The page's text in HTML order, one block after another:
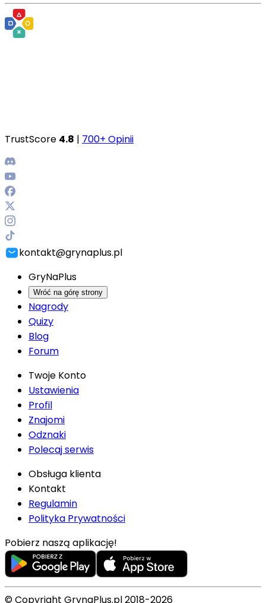
TrustScore 4.8 | 700+ Opinii
kontakt@grynaplus.pl
GryNaPlus
Wróć na górę strony
Nagrody
Quizy
Blog
Forum
Twoje Konto
Ustawienia
Profil
Znajomi
Odznaki
Polecaj serwis
Obsługa klienta
Kontakt
Regulamin
Polityka Prywatności
Pobierz naszą aplikację!
© Copyright GrynaPlus.pl 2018-2026